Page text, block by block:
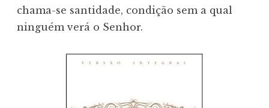
chama-se santidade, condição sem a qual
ninguém verá o Senhor.